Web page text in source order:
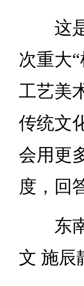
这
次重大
工艺美
传统文
会用更
度，回
东
文 施辰